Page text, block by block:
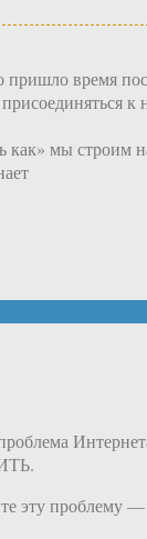
время
присоединяться
как» мы
эту проблему —